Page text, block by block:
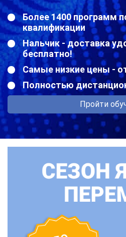
Более 1400 программ
квалификации
Нальчик - доставка
бесплатно!
Самые низкие цены -
Полностью
Пройти